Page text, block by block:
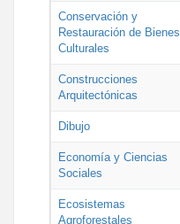
Conservación y
Restauración de Bienes
Culturales
Construcciones
Arquitectónicas
Dibujo
Economía y Ciencias
Sociales
Ecosistemas
Agroforestales